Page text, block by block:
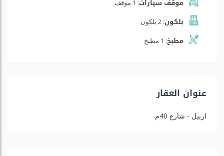
موقف سيارات:
بلكون:
مطبخ:
عنوان العقار
اربيل - شارع 40م